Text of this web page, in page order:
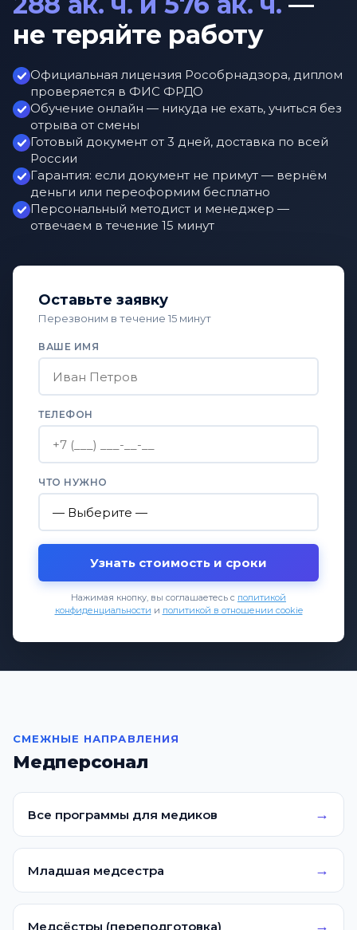
переподготовку или нужна другая
программа.
не теряйте работу
Официальная лицензия Рособрнадзора, диплом
проверяется в ФИС ФРДО
Обучение онлайн — никуда не ехать, учиться без
отрыва от смены
Готовый документ от 3 дней, доставка по всей
России
Гарантия: если документ не примут — вернём
деньги или переоформим бесплатно
Персональный методист и менеджер —
отвечаем в течение 15 минут
Оставьте заявку
Перезвоним в течение 15 минут
ВАШЕ ИМЯ
ТЕЛЕФОН
ЧТО НУЖНО
Узнать стоимость и сроки
Нажимая кнопку, вы соглашаетесь с политикой
конфиденциальности и политикой в отношении cookie
СМЕЖНЫЕ НАПРАВЛЕНИЯ
Медперсонал
Все программы для медиков →
Младшая медсестра →
Медсёстры (переподготовка) →